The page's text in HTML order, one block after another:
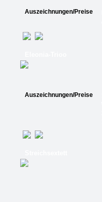
Auszeichnungen/Preise
Auszeichnungen/Preise